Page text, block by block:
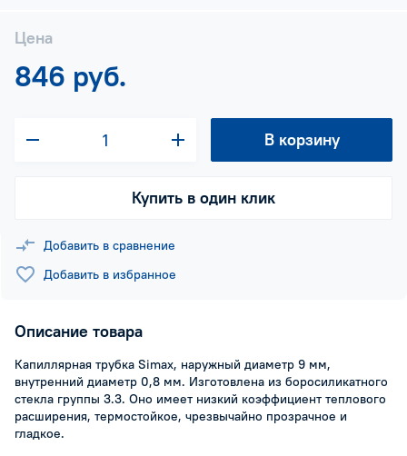
Цена
846 руб.
В корзину
Купить в один клик
Добавить в сравнение
Добавить в избранное
Описание товара
Капиллярная трубка Simax, наружный диаметр 9 мм,
внутренний диаметр 0,8 мм. Изготовлена из боросиликатного
стекла группы 3.3. Оно имеет низкий коэффициент теплового
расширения, термостойкое, чрезвычайно прозрачное и
гладкое.